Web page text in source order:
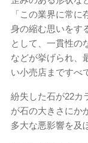
「この業界に常に
身の縮む思いをす
として、一貫性の
などが挙げられ、
い小売店まですべ
紛失した石が22カ
が石の大きさにか
多大な悪影響を及